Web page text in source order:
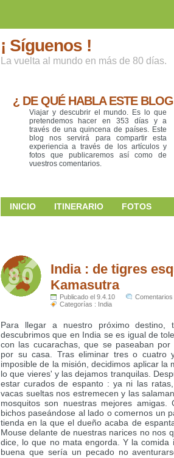
¡ Síguenos !
La vuelta al mundo en más de 80 días.
¿ DE QUÉ HABLA ESTE
Viajar y descubrir el mundo. Es lo que
pretendemos hacer en 353 días y a
través de una quincena de países. Este
blog nos servirá para compartir esta
experiencia a través de los artículos y
fotos que publicaremos así como de
vuestros comentarios.
INICIO ITINERARIO FOTOS
India : de tigres
Kamasutra
Publicado el 9.4.10
Comentarios
Categorías : India
Para llegar a nuestro próximo destino,
descubrimos que en India se es igual de
con las cucarachas, que se paseaban
por su casa. Tras eliminar tres o cuatro
imposible de la misión, decidimos aplicar la
lo que vieres' y las dejamos tranquilas.
estar curados de espanto : ya ni las
vacas sueltas nos estremecen y las
mosquitos son nuestras mejores amigas.
bichos paseándose al lado o comernos un
tienda en la que el dueño acaba de
Mouse delante de nuestras narices no nos
dice, lo que no mata engorda. Y la comida
buena que sería un pecado no